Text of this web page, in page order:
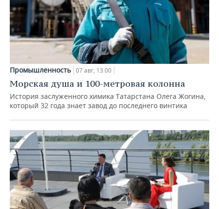
Промышленность 07 авг, 13:00
Морская душа и 100-метровая колонна
История заслуженного химика Татарстана Олега Жогина,
который 32 года знает завод до последнего винтика